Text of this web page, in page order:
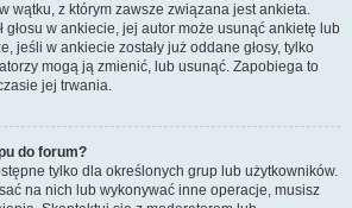
wątku, z którym zawsze związana jest ankieta.
głosu w ankiecie, jej autor może usunąć ankietę lub
jeśli w ankiecie zostały już oddane głosy, tylko
mogą ją zmienić, lub usunąć. Zapobiega to
jej trwania.
do forum?
tylko dla określonych grup lub użytkowników.
na nich lub wykonywać inne operacje, musisz